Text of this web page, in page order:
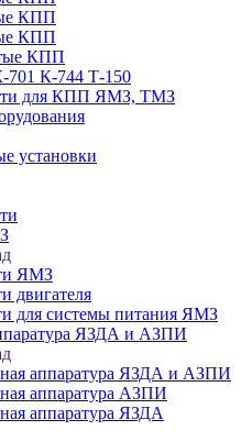
КПП
КПП
КПП
К-744 Т-150
для КПП ЯМЗ, ТМЗ
установки
ЯМЗ
двигателя
для системы питания ЯМЗ
ЯЗДА и АЗПИ
аппаратура ЯЗДА и АЗПИ
аппаратура АЗПИ
аппаратура ЯЗДА